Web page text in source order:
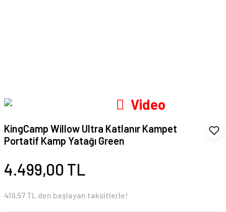
Video
KingCamp Willow Ultra Katlanır Kampet
Portatif Kamp Yatağı Green
4.499,00 TL
419,57 TL den başlayan taksitlerle!